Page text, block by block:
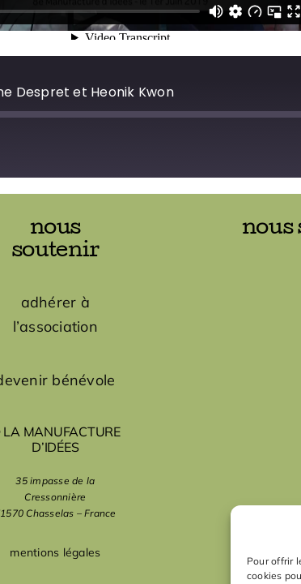
Pour offrir
cookies
Despret et Heonik Kwon
nous
soutenir
adhérer à
l’association
bénévole
MANUFACTURE
D’IDÉES
35 impasse de la
Cressonnière
Chasselas – France
mentions légales
nous